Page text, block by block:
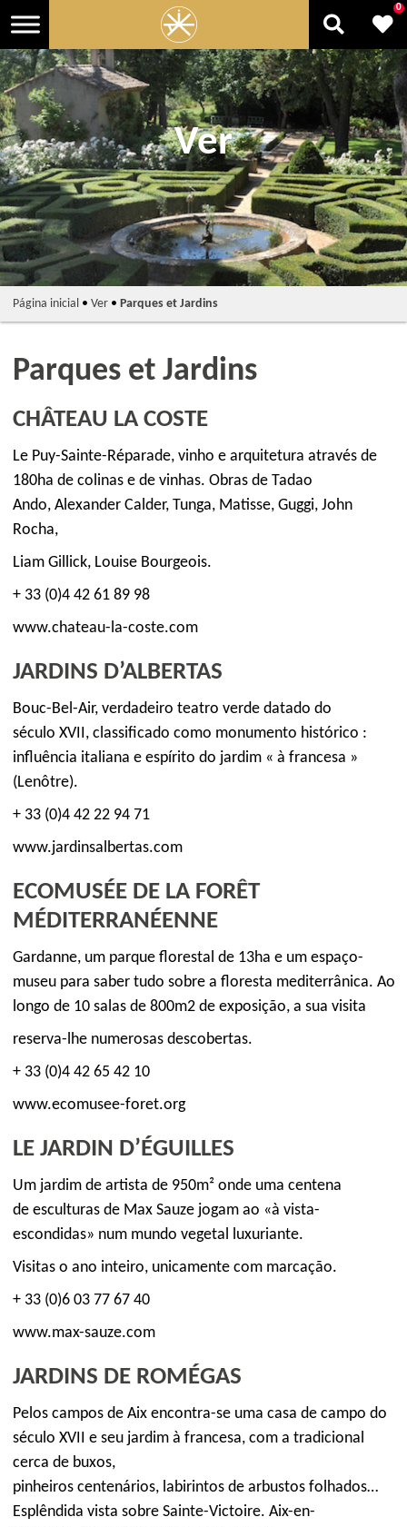
Ver
0
Página inicial• Ver• Parques et Jardins
Parques et Jardins
CHÂTEAU LA COSTE
Le Puy-Sainte-Réparade, vinho e arquitetura através de
180ha de colinas e de vinhas. Obras de Tadao
Ando, Alexander Calder, Tunga, Matisse, Guggi, John
Rocha,
Liam Gillick, Louise Bourgeois.
+ 33 (0)4 42 61 89 98
www.chateau-la-coste.com
JARDINS D’ALBERTAS
Bouc-Bel-Air, verdadeiro teatro verde datado do
século XVII, classificado como monumento histórico :
influência italiana e espírito do jardim « à francesa »
(Lenôtre).
+ 33 (0)4 42 22 94 71
www.jardinsalbertas.com
ECOMUSÉE DE LA FORÊT
MÉDITERRANÉENNE
Gardanne, um parque florestal de 13ha e um espaço-
museu para saber tudo sobre a floresta mediterrânica. Ao
longo de 10 salas de 800m2 de exposição, a sua visita
reserva-lhe numerosas descobertas.
+ 33 (0)4 42 65 42 10
www.ecomusee-foret.org
LE JARDIN D’ÉGUILLES
Um jardim de artista de 950m² onde uma centena
de esculturas de Max Sauze jogam ao «à vista-
escondidas» num mundo vegetal luxuriante.
Visitas o ano inteiro, unicamente com marcação.
+ 33 (0)6 03 77 67 40
www.max-sauze.com
JARDINS DE ROMÉGAS
Pelos campos de Aix encontra-se uma casa de campo do
século XVII e seu jardim à francesa, com a tradicional
cerca de buxos,
pinheiros centenários, labirintos de arbustos folhados…
Esplêndida vista sobre Sainte-Victoire. Aix-en-